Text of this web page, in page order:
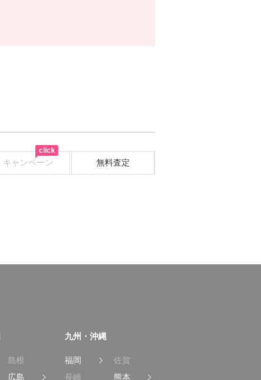
キャンペーン 無料査定
click
島根
広島
九州・沖縄
福岡
佐賀
長崎
熊本